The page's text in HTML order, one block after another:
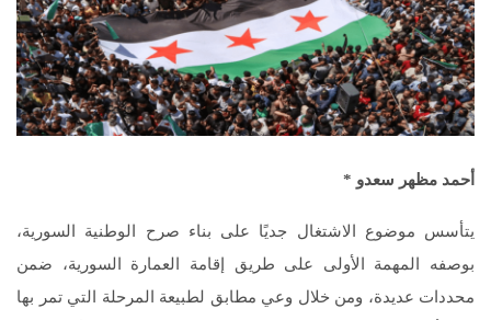
أحمد مظهر سعدو *
يتأسس موضوع الاشتغال جديًا على بناء صرح الوطنية السورية،
بوصفه المهمة الأولى على طريق إقامة العمارة السورية، ضمن
محددات عديدة، ومن خلال وعي مطابق لطبيعة المرحلة التي تمر بها